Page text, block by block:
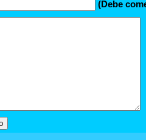
(Debe